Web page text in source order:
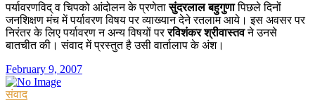
पर्यावरणविद् व चिपको आंदोलन के प्रणेतासुंदरलाल बहुगुणापिछले दिनों
जनशिक्षण मंच में पर्यावरण विषय पर व्याख्यान देने रतलाम आये। इस अवसर पर
निरंतर के लिए पर्यावरण न अन्य विषयों पररविशंकर श्रीवास्तवने उनसे
बातचीत की। संवाद में प्रस्तुत है उसी वार्तालाप के अंश।
February 9, 2007
संवाद